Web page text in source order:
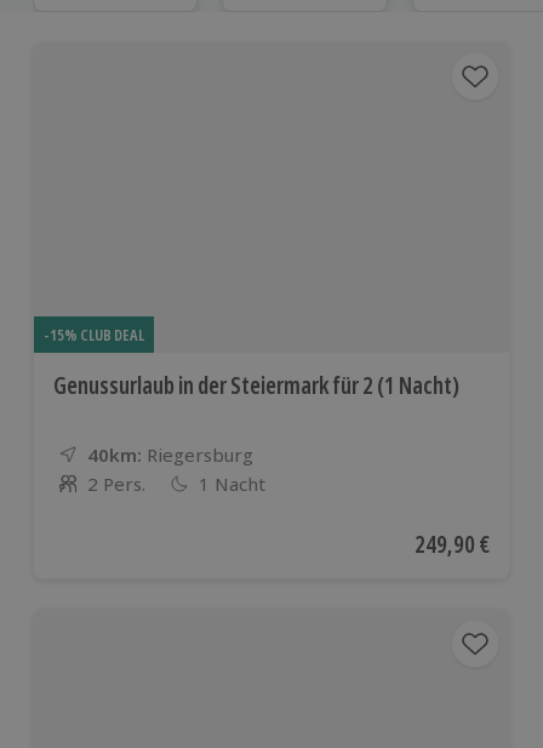
-15% CLUB DEAL
Genussurlaub in der Steiermark für 2 (1 Nacht)
40km: Entfernung
Standort
Riegersburg
Anzahl der Teilnehmer
2 Pers. 1 Nacht
Aktueller Preis
249,90 €